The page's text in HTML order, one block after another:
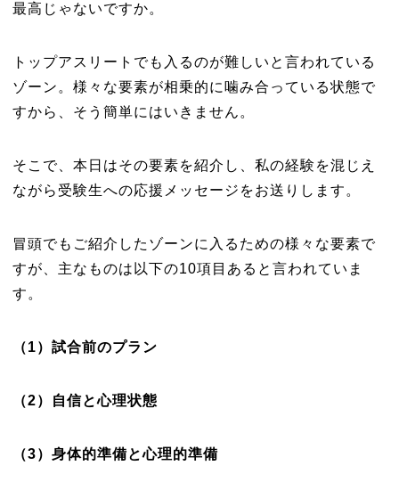
最高じゃないですか。
トップアスリートでも入るのが難しいと言われている
ゾーン。様々な要素が相乗的に噛み合っている状態で
すから、そう簡単にはいきません。
そこで、本日はその要素を紹介し、私の経験を混じえ
ながら受験生への応援メッセージをお送りします。
冒頭でもご紹介したゾーンに入るための様々な要素で
すが、主なものは以下の10項目あると言われていま
す。
（1）試合前のプラン
（2）自信と心理状態
（3）身体的準備と心理的準備